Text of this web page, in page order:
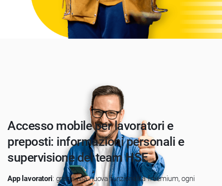
Accesso mobile per lavoratori e
preposti: informazioni personali e
supervisione del team HSE
App lavoratori: grazie alla nuova funzionalità freemium, ogni